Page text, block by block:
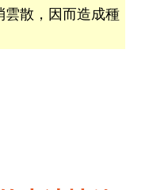
散，因而造成種